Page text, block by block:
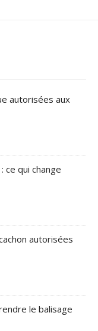
autorisées aux
ce qui change
autorisées
le balisage